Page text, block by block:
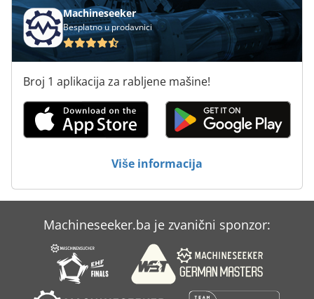
Femi Ng 120 Xl
Fng 40 Cnc
Fngj 20
Fngj 32
Intos Fngj 40
Leadwell Vmc 40
Tos Fngj 32
Machineseeker
Besplatno u prodavnici
Broj 1 aplikacija za rabljene mašine!
Više informacija
Machineseeker.ba je zvanični sponzor: